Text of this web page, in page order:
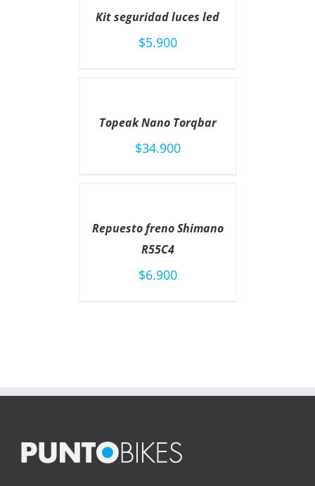
Kit seguridad luces led
$5.900
Topeak Nano Torqbar
$34.900
Repuesto freno Shimano
R55C4
$6.900